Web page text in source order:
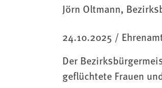
Jörn Oltmann,
24.10.2025 /
Der
geflüchtete Frauen